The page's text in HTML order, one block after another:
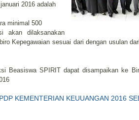
2016 adalah
minimal 500
akan dilaksanakan
Kepegawaian sesuai dari dengan usulan
Beasiswa SPIRIT dapat disampaikan ke
KEMENTERIAN KEUUANGAN 2016